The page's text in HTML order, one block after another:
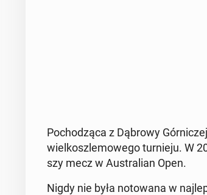
Po­cho­dzą­ca z Dąbrowy
wiel­kosz­le­mo­we­go tur­nie­ju. W
szy mecz w Au­stra­lian Open.
Nigdy nie była no­to­wa­na w